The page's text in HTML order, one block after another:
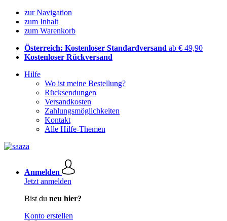
zur Navigation
zum Inhalt
zum Warenkorb
Österreich: Kostenloser Standardversand ab € 49,90
Kostenloser Rückversand
Hilfe
Wo ist meine Bestellung?
Rücksendungen
Versandkosten
Zahlungsmöglichkeiten
Kontakt
Alle Hilfe-Themen
Anmelden
Jetzt anmelden
Bist du neu hier?
Konto erstellen